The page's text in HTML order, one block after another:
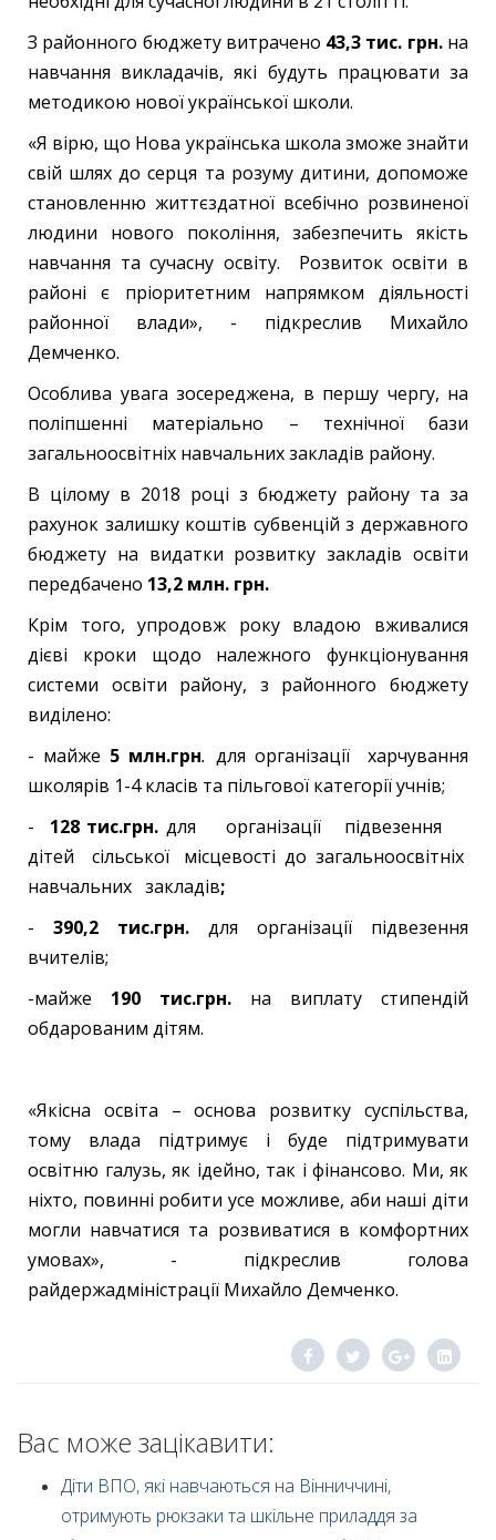
З районного бюджету витрачено 43,3 тис. грн.на
навчання викладачів, які будуть працювати за
методикою нової української школи.
«Я вірю, що Нова українська школа зможе знайти
свій шлях до серця та розуму дитини, допоможе
становленню життєздатної всебічно розвиненої
людини нового покоління, забезпечить якість
навчання та сучасну освіту. Розвиток освіти в
районі є пріоритетним напрямком діяльності
районної влади», - підкреслив Михайло
Демченко.
Особлива увага зосереджена, в першу чергу, на
поліпшенні матеріально – технічної бази
загальноосвітніх навчальних закладів району.
В цілому в 2018 році з бюджету району та за
рахунок залишку коштів субвенцій з державного
бюджету на видатки розвитку закладів освіти
передбачено 13,2 млн. грн.
Крім того, упродовж року владою вживалися
дієві кроки щодо належного функціонування
системи освіти району, з районного бюджету
виділено:
- майже 5 млн.грн. для організації харчування
школярів 1-4 класів та пільгової категорії учнів;
- 128 тис.грн.для організації підвезення
дітей сільської місцевості до загальноосвітніх
навчальних закладів;
- 390,2 тис.грн. для організації підвезення
вчителів;
-майже 190 тис.грн. на виплату стипендій
обдарованим дітям.
«Якісна освіта – основа розвитку суспільства,
тому влада підтримує і буде підтримувати
освітню галузь, як ідейно, так і фінансово. Ми, як
ніхто, повинні робити усе можливе, аби наші діти
могли навчатися та розвиватися в комфортних
умовах», - підкреслив голова
райдержадміністрації Михайло Демченко.
Вас може зацікавити:
Діти ВПО, які навчаються на Вінниччині,
отримують рюкзаки та шкільне приладдя за